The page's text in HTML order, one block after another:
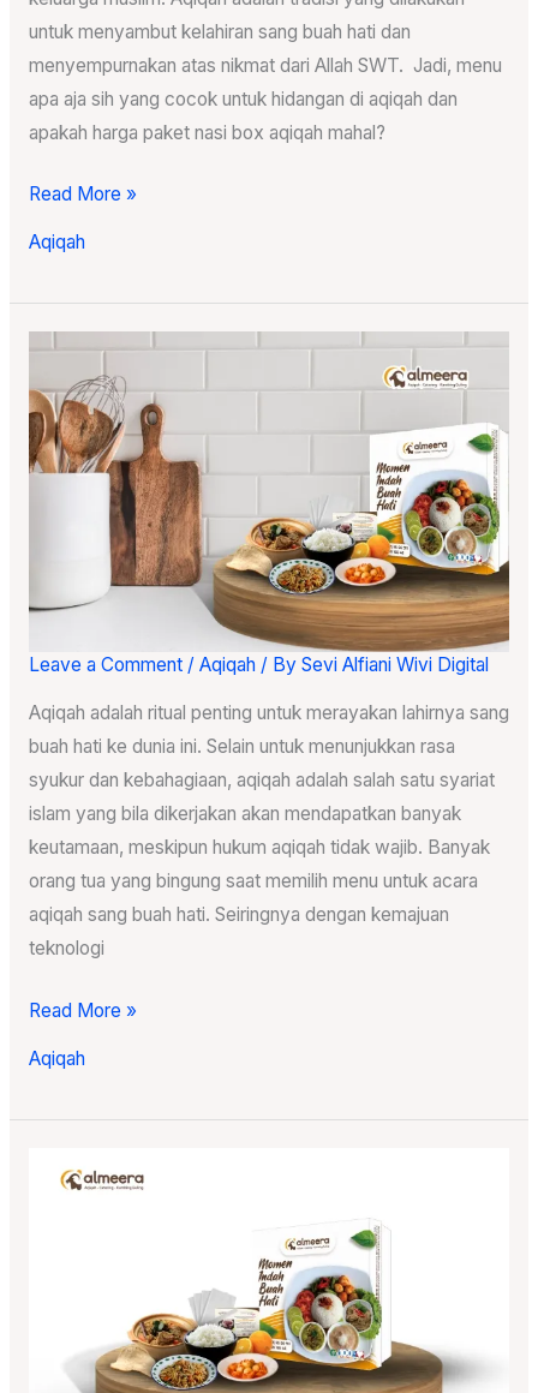
untuk menyambut kelahiran sang buah hati dan
menyempurnakan atas nikmat dari Allah SWT. Jadi, menu
apa aja sih yang cocok untuk hidangan di aqiqah dan
apakah harga paket nasi box aqiqah mahal?
Read More »
Aqiqah
Leave a Comment / Aqiqah/ By Sevi Alfiani Wivi Digital
Aqiqah adalah ritual penting untuk merayakan lahirnya sang
buah hati ke dunia ini. Selain untuk menunjukkan rasa
syukur dan kebahagiaan, aqiqah adalah salah satu syariat
islam yang bila dikerjakan akan mendapatkan banyak
keutamaan, meskipun hukum aqiqah tidak wajib. Banyak
orang tua yang bingung saat memilih menu untuk acara
aqiqah sang buah hati. Seiringnya dengan kemajuan
teknologi
Menu
untuk
Acara
Aqiqah
Read More »
Aqiqah